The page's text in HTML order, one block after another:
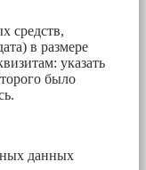
средств,
в размере
указать
было
данных